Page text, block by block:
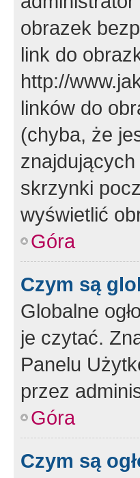
obrazek
link do
http://
linków do
(chyba, że
skrzynki
wyświetlić
Góra
Czym są
Globalne
je czytać.
Panelu
przez
Góra
Czym są